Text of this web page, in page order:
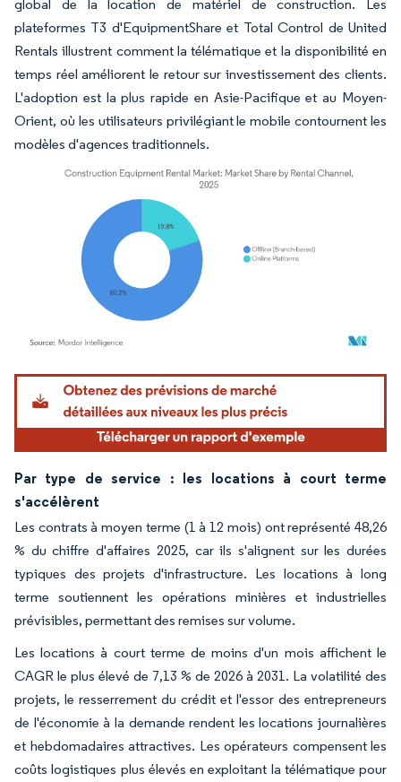
global de la location de matériel de construction. Les
plateformes T3 d'EquipmentShare et Total Control de United
Rentals illustrent comment la télématique et la disponibilité en
temps réel améliorent le retour sur investissement des clients.
L'adoption est la plus rapide en Asie-Pacifique et au Moyen-
Orient, où les utilisateurs privilégiant le mobile contournent les
modèles d'agences traditionnels.
Image © Mordor Intelligence. La réutilisation nécessite une attribution sous CC BY
Par type de service : les locations à court terme
s'accélèrent
Les contrats à moyen terme (1 à 12 mois) ont représenté 48,26
% du chiffre d'affaires 2025, car ils s'alignent sur les durées
typiques des projets d'infrastructure. Les locations à long
terme soutiennent les opérations minières et industrielles
prévisibles, permettant des remises sur volume.
Les locations à court terme de moins d'un mois affichent le
CAGR le plus élevé de 7,13 % de 2026 à 2031. La volatilité des
projets, le resserrement du crédit et l'essor des entrepreneurs
de l'économie à la demande rendent les locations journalières
et hebdomadaires attractives. Les opérateurs compensent les
coûts logistiques plus élevés en exploitant la télématique pour